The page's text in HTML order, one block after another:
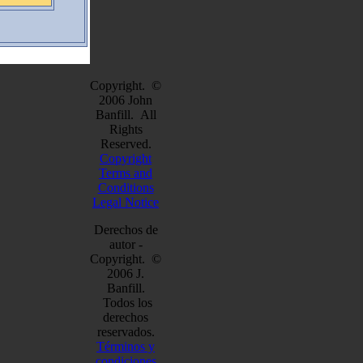
Copyright. ©
2006 John
Banfill. All
Rights
Reserved.
Copyright
Terms and
Conditions
Legal Notice
Derechos de
autor -
Copyright. ©
2006 J.
Banfill.
Todos los
derechos
reservados.
Términos y